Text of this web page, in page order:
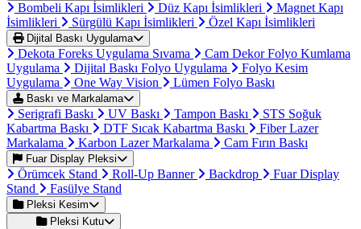
Bombeli Kapı İsimlikleri Düz Kapı İsimlikleri
Magnet Kapı
İsimlikleri
Sürgülü Kapı İsimlikleri Özel Kapı İsimlikleri
Dijital Baskı Uygulama
Dekota Foreks Uygulama Sıvama
Cam Dekor Folyo Kumlama
Uygulama
Dijital Baskı Folyo Uygulama
Folyo Kesim
Uygulama
One Way Vision Lümen Folyo Baskı
Baskı ve Markalama
Serigrafi Baskı UV Baskı Tampon Baskı
STS Soğuk
Kabartma Baskı
DTF Sıcak Kabartma Baskı
Fiber Lazer
Markalama
Karbon Lazer Markalama Cam Fırın Baskı
Fuar Display Pleksi
Örümcek Stand Roll-Up Banner Backdrop
Fuar Display
Stand
Fasülye Stand
Pleksi Kesim
Pleksi Kutu